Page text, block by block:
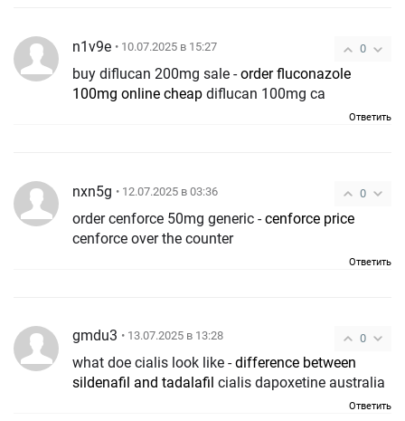
0
n1v9e • 10.07.2025 в 15:27
buy diflucan 200mg sale -order fluconazole
100mg online cheap diflucan 100mg ca
Ответить
0
nxn5g • 12.07.2025 в 03:36
order cenforce 50mg generic -cenforce price
cenforce over the counter
Ответить
0
gmdu3 • 13.07.2025 в 13:28
what doe cialis look like -difference between
sildenafil and tadalafil cialis dapoxetine australia
Ответить